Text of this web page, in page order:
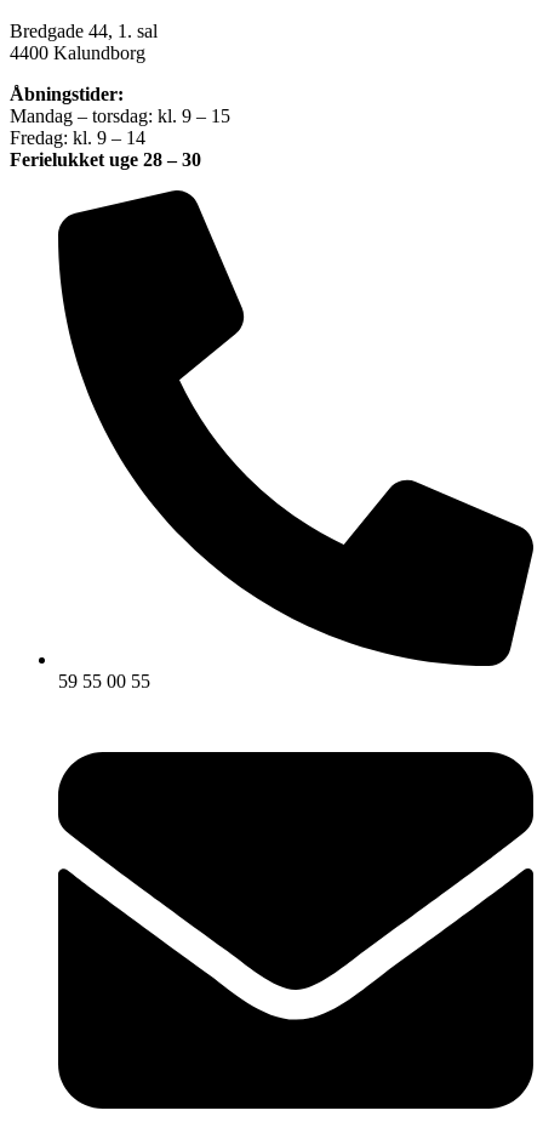
Bredgade 44, 1. sal
4400 Kalundborg
Åbningstider:
Mandag – torsdag: kl. 9 – 15
Fredag: kl. 9 – 14
Ferielukket uge 28 – 30
59 55 00 55